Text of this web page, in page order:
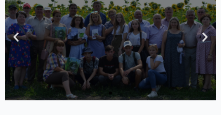
Платные
образовательные
услуги
Получи подробную информацию о
дополнительных программах
подготовки в современных
аудиториях и мастерских
колледжа
Подробнее